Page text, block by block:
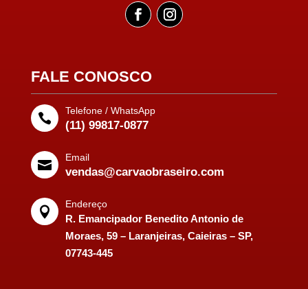
FALE CONOSCO

Telefone / WhatsApp
(11) 99817-0877

Email
vendas@carvaobraseiro.com

Endereço
R. Emancipador Benedito Antonio de
Moraes, 59 – Laranjeiras, Caieiras – SP,
07743-445